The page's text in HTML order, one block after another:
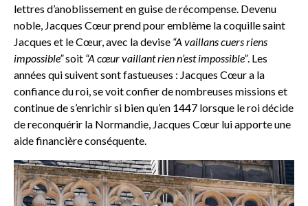
lettres d’anoblissement en guise de récompense. Devenu
noble, Jacques Cœur prend pour emblème la coquille saint
Jacques et le Cœur, avec la devise “A vaillans cuers riens
impossible”soit “A cœur vaillant rien n’est impossible”. Les
années qui suivent sont fastueuses : Jacques Cœur a la
confiance du roi, se voit confier de nombreuses missions et
continue de s’enrichir si bien qu’en 1447 lorsque le roi décide
de reconquérir la Normandie, Jacques Cœur lui apporte une
aide financière conséquente.